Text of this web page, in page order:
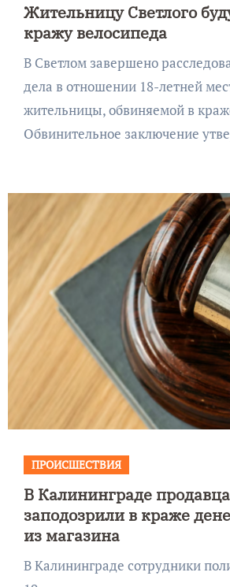
Жительницу Светлого
кражу велосипеда
В Светлом завершено расследование уголовного
дела в отношении 18-летней
жительницы, обвиняемой в
Обвинительное заключение
ПРОИСШЕСТВИЯ
В Калининграде продавца
заподозрили в краже
из магазина
В Калининграде сотрудники полиции задержали